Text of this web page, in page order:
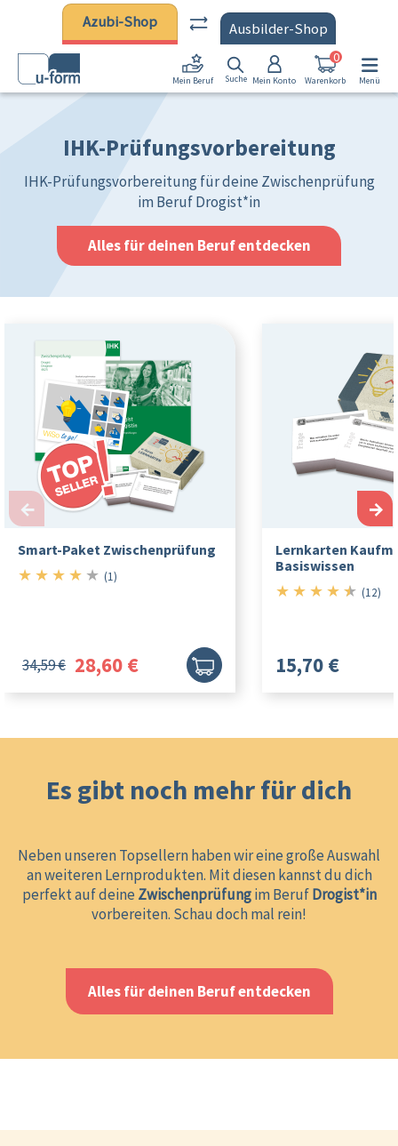
Zum Hauptinhalt springen
Azubi-Shop Ausbilder-Shop
Mein Beruf Suche Mein Konto Warenkorb
0
Menü
IHK-Prüfungsvorbereitung
IHK-Prüfungsvorbereitung für deine Zwischenprüfung
im Beruf Drogist*in
Alles für deinen Beruf entdecken
Smart-Paket Zwischenprüfung
★ ★ ★ ★ ★ 4/5
(1)
28,60 €
34,59 €
Lernkarten
Basiswissen
★ ★ ★ ★ ★ 4.5/5
(12)
15,70 €
← →
Es gibt noch mehr für dich
Neben unseren Topsellern haben wir eine große Auswahl
an weiteren Lernprodukten. Mit diesen kannst du dich
perfekt auf deine Zwischenprüfungim BerufDrogist*in
vorbereiten. Schau doch mal rein!
Alles für deinen Beruf entdecken